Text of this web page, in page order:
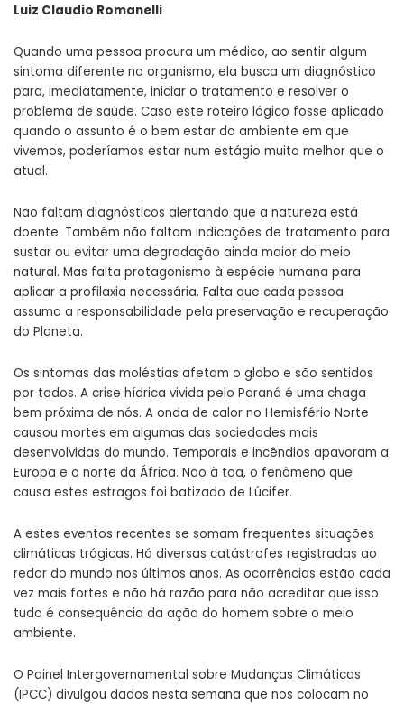
Luiz Claudio Romanelli
Quando uma pessoa procura um médico, ao sentir algum
sintoma diferente no organismo, ela busca um diagnóstico
para, imediatamente, iniciar o tratamento e resolver o
problema de saúde. Caso este roteiro lógico fosse aplicado
quando o assunto é o bem estar do ambiente em que
vivemos, poderíamos estar num estágio muito melhor que o
atual.
Não faltam diagnósticos alertando que a natureza está
doente. Também não faltam indicações de tratamento para
sustar ou evitar uma degradação ainda maior do meio
natural. Mas falta protagonismo à espécie humana para
aplicar a profilaxia necessária. Falta que cada pessoa
assuma a responsabilidade pela preservação e recuperação
do Planeta.
Os sintomas das moléstias afetam o globo e são sentidos
por todos. A crise hídrica vivida pelo Paraná é uma chaga
bem próxima de nós. A onda de calor no Hemisfério Norte
causou mortes em algumas das sociedades mais
desenvolvidas do mundo. Temporais e incêndios apavoram a
Europa e o norte da África. Não à toa, o fenômeno que
causa estes estragos foi batizado de Lúcifer.
A estes eventos recentes se somam frequentes situações
climáticas trágicas. Há diversas catástrofes registradas ao
redor do mundo nos últimos anos. As ocorrências estão cada
vez mais fortes e não há razão para não acreditar que isso
tudo é consequência da ação do homem sobre o meio
ambiente.
O Painel Intergovernamental sobre Mudanças Climáticas
(IPCC) divulgou dados nesta semana que nos colocam no